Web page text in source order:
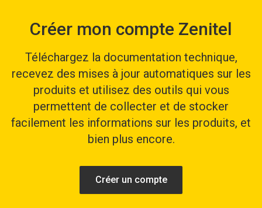
Créer mon compte Zenitel
Téléchargez la documentation technique,
recevez des mises à jour automatiques sur les
produits et utilisez des outils qui vous
permettent de collecter et de stocker
facilement les informations sur les produits, et
bien plus encore.
Créer un compte